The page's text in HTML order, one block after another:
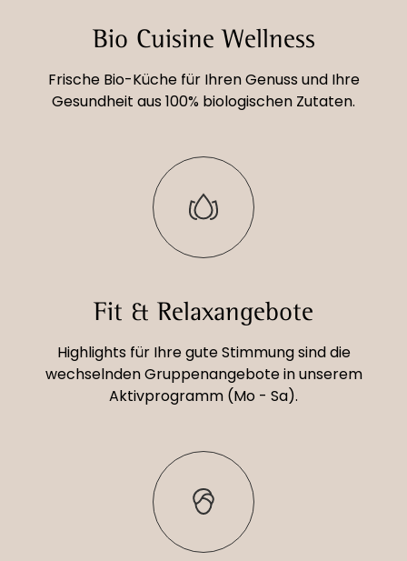
Bio Cuisine Wellness
Frische Bio-Küche für Ihren Genuss und Ihre
Gesundheit aus 100% biologischen Zutaten.
Fit & Relaxangebote
Highlights für Ihre gute Stimmung sind die
wechselnden Gruppenangebote in unserem
Aktivprogramm (Mo - Sa).